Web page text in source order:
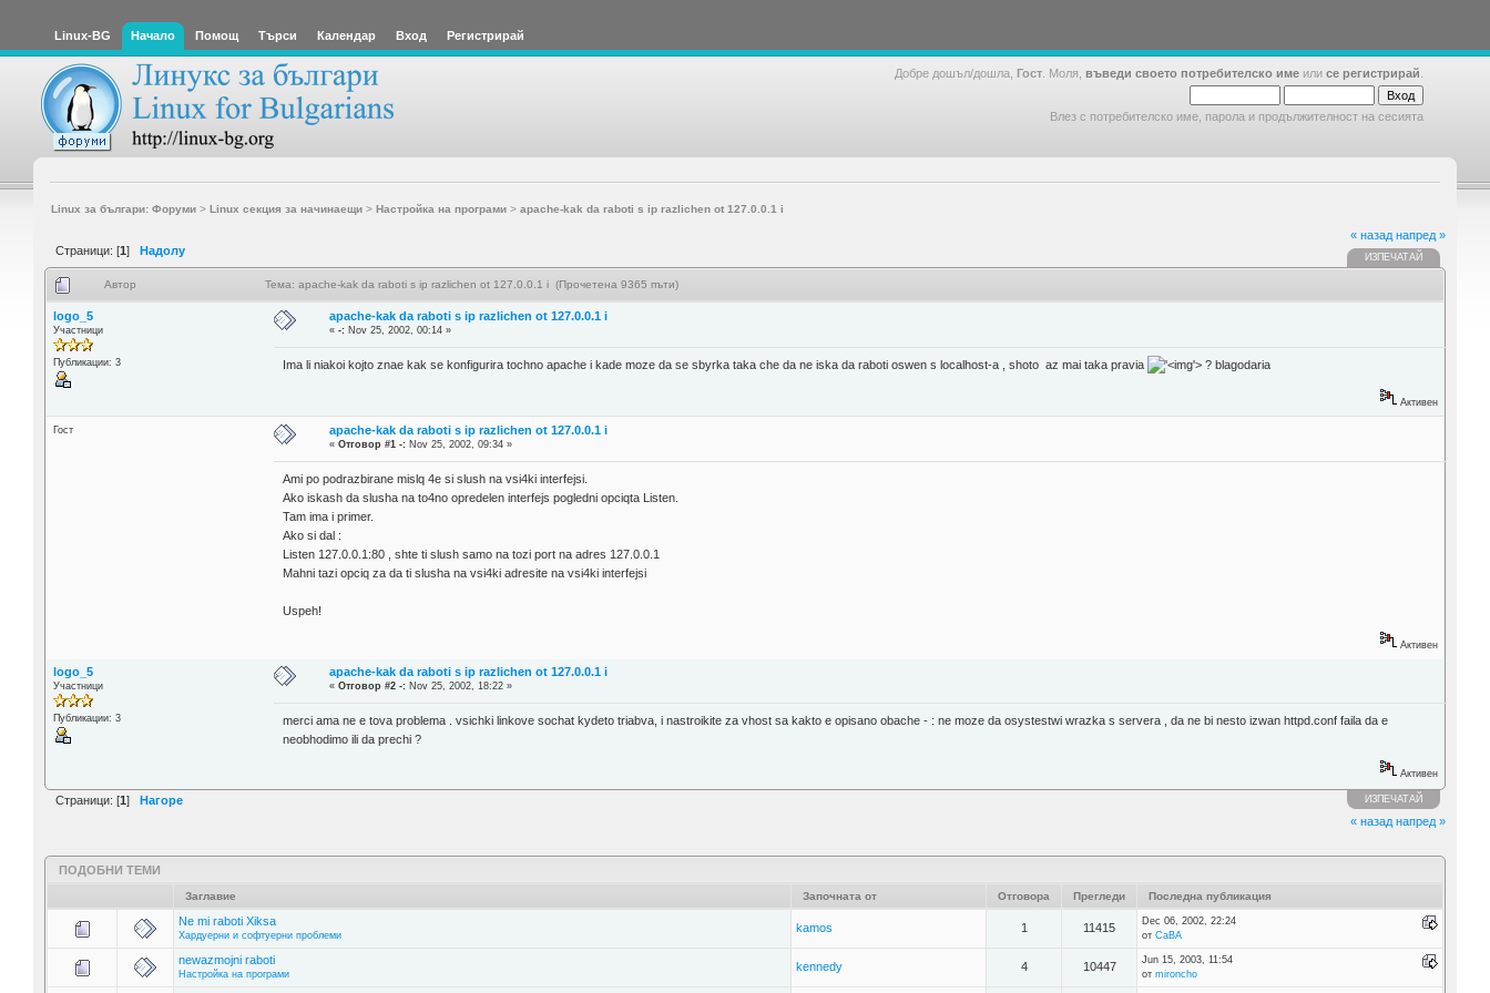
Linux-BG Начало Помощ Търси Календар Вход Регистрирай
Добре дошъл/дошла, Гост . Моля, въведи своето потребителско име или се регистрирай
Влез с потребителско име, парола и продължителност на сесията
Linux за българи: Форуми> Linux секция за начинаещи> Настройка на програми> apache-kak da raboti s ip razlichen ot 127.0.0.1 i
Страници: [1] Надолу
« назад напред »
ИЗПЕЧАТАЙ
Автор Тема: apache-kak da raboti s ip razlichen ot 127.0.0.1 i (Прочетена 9365 пъти)
logo_5
Участници
Публикации: 3
apache-kak da raboti s ip razlichen ot 127.0.0.1 i
«-: Nov 25, 2002, 00:14 »
Ima li niakoi kojto znae kak se konfigurira tochno apache i kade moze da se sbyrka taka che da ne iska da raboti oswen s localhost-a , shoto az mai taka pravia '> ? blagodaria
Активен
Гост apache-kak da raboti s ip razlichen ot 127.0.0.1 i
«Отговор #1 -: Nov 25, 2002, 09:34 »
Ami po podrazbirane mislq 4e si slush na vsi4ki interfejsi.
Ako iskash da slusha na to4no opredelen interfejs pogledni opciqta Listen.
Tam ima i primer.
Ako si dal :
Listen 127.0.0.1:80 , shte ti slush samo na tozi port na adres 127.0.0.1
Mahni tazi opciq za da ti slusha na vsi4ki adresite na vsi4ki interfejsi
Uspeh!
Активен
logo_5
Участници
Публикации: 3
apache-kak da raboti s ip razlichen ot 127.0.0.1 i
«Отговор #2 -: Nov 25, 2002, 18:22 »
merci ama ne e tova problema . vsichki linkove sochat kydeto triabva, i nastroikite za vhost sa kakto e opisano obache - : ne moze da osystestwi wrazka s servera , da ne bi nesto izwan httpd.conf faila da e
neobhodimo ili da prechi ?
Активен
Страници: [1] Нагоре ИЗПЕЧАТАЙ
« назад напред »
ПОДОБНИ ТЕМИ
Заглавие Започната от Отговора Прегледи Последна публикация
Ne mi raboti Xiksa
Хардуерни и софтуерни проблеми
kamos 1 11415
Dec 06, 2002, 22:24
от CaBA
newazmojni raboti
Настройка на програми
kennedy 4 10447
Jun 15, 2003, 11:54
от mironcho